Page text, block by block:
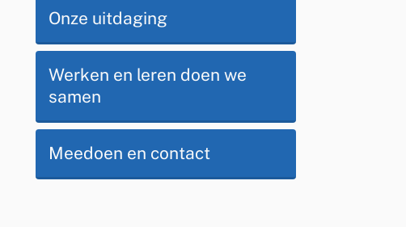
Op
deze
pagina
Onze uitdaging
Werken en leren doen we
samen
Meedoen en contact